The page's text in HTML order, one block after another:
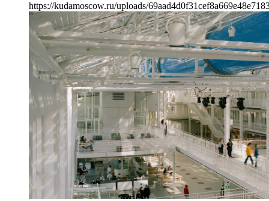
https://kudamoscow.ru/uploads/